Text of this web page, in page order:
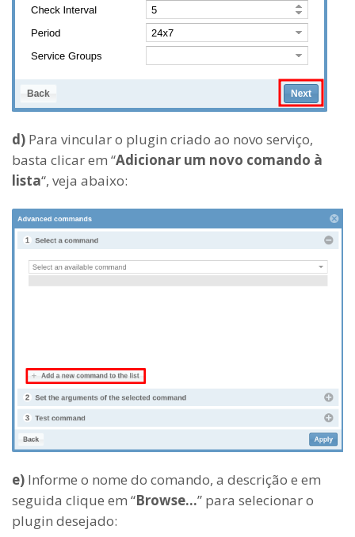
d) Para vincular o plugin criado ao novo serviço,
basta clicar em “Adicionar um novo comando à
lista“, veja abaixo:
e) Informe o nome do comando, a descrição e em
seguida clique em “Browse…” para selecionar o
plugin desejado: